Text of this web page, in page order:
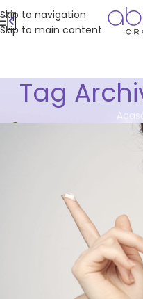
Skip to navigation
Skip to main content
Tag